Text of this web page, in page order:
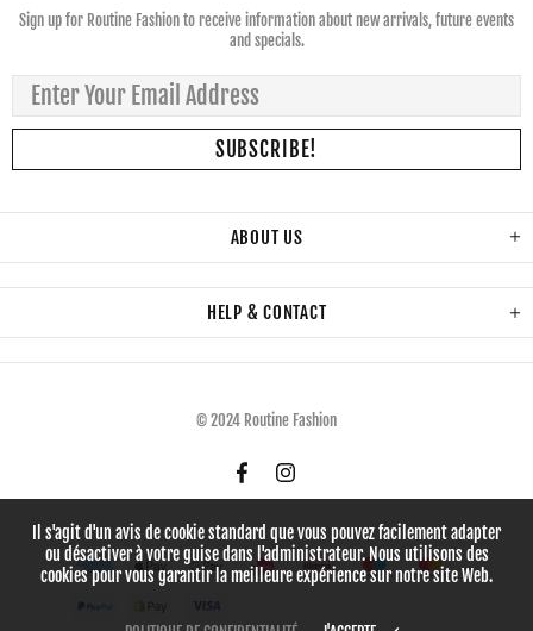
Sign up for Routine Fashion to receive information about new arrivals, future events
and specials.
ABOUT US
HELP & CONTACT
© 2024 Routine Fashion
Il s'agit d'un avis de cookie standard que vous pouvez facilement adapter
ou désactiver à votre guise dans l'administrateur. Nous utilisons des
cookies pour vous garantir la meilleure expérience sur notre site Web.